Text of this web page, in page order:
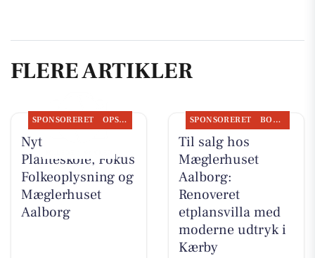
FLERE ARTIKLER
SPONSORERET OPSLAGSTAVLEN
Nyt fra Gug
Planteskole, Fokus
Folkeoplysning og
Mæglerhuset
Aalborg
SPONSORERET BOLIGMARKED
Til salg hos
Mæglerhuset
Aalborg:
Renoveret
etplansvilla med
moderne udtryk i
Kærby